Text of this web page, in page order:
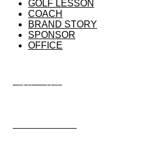
GOLF LESSON
COACH
BRAND STORY
SPONSOR
OFFICE